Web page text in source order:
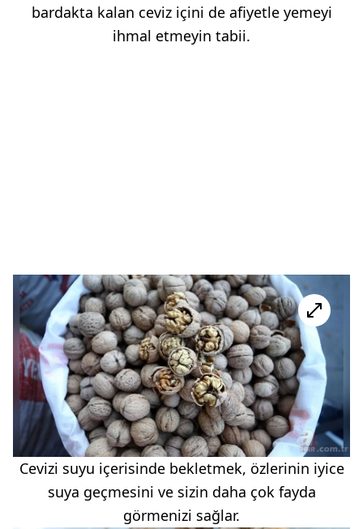
bardakta kalan ceviz içini de afiyetle yemeyi
ihmal etmeyin tabii.
Cevizi suyu içerisinde bekletmek, özlerinin iyice
suya geçmesini ve sizin daha çok fayda
görmenizi sağlar.